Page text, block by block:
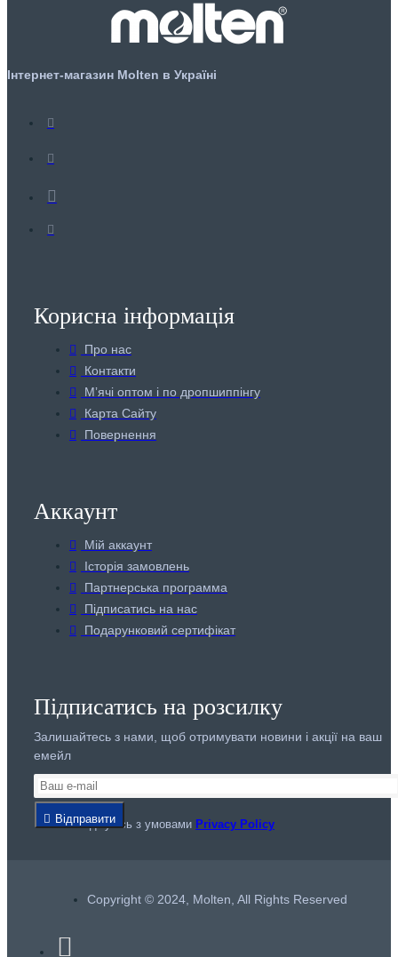
Інтернет-магазин Molten в Україні
Корисна інформація
Про нас
Контакти
Мʼячі оптом і по дропшиппінгу
Карта Сайту
Повернення
Аккаунт
Мій аккаунт
Історія замовлень
Партнерська программа
Підписатись на нас
Подарунковий сертифікат
Підписатись на розсилку
Залишайтесь з нами, щоб отримувати новини і акції на ваш
емейл
Відправити
Я погоджуюсь з умовами Privacy Policy
Copyright © 2024, Molten, All Rights Reserved